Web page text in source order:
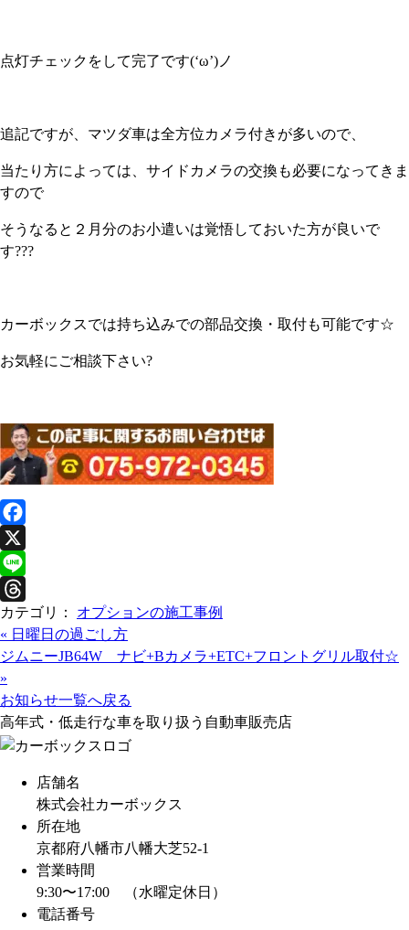
点灯チェックをして完了です(‘ω’)ノ
追記ですが、マツダ車は全方位カメラ付きが多いので、
当たり方によっては、サイドカメラの交換も必要になってきま
すので
そうなると２月分のお小遣いは覚悟しておいた方が良いで
す???
カーボックスでは持ち込みでの部品交換・取付も可能です☆
お気軽にご相談下さい?
F
a
c
e
b
o
o
k
X
L
i
n
e
T
h
r
e
a
d
カテゴリ：
オプションの施工事例
« 日曜日の過ごし方
ジムニーJB64W ナビ+Bカメラ+ETC+フロントグリル取付☆
»
お知らせ一覧へ戻る
高年式・低走行な車を取り扱う自動車販売店
店舗名
株式会社カーボックス
所在地
京都府八幡市八幡大芝52-1
営業時間
9:30〜17:00 （水曜定休日）
電話番号